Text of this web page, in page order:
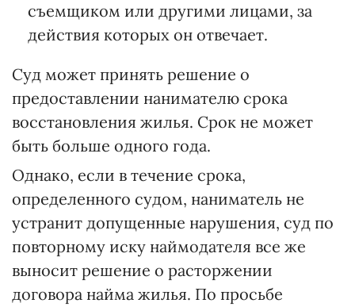
съемщиком или другими лицами, за
действия которых он отвечает.
Суд может принять решение о
предоставлении нанимателю срока
восстановления жилья. Срок не может
быть больше одного года.
Однако, если в течение срока,
определенного судом, наниматель не
устранит допущенные нарушения, суд по
повторному иску наймодателя все же
выносит решение о расторжении
договора найма жилья. По просьбе